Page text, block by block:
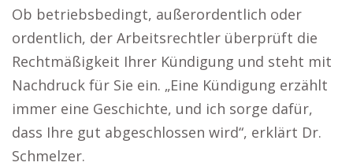
Ob betriebsbedingt, außerordentlich oder
ordentlich, der Arbeitsrechtler überprüft die
Rechtmäßigkeit Ihrer Kündigung und steht mit
Nachdruck für Sie ein. „Eine Kündigung erzählt
immer eine Geschichte, und ich sorge dafür,
dass Ihre gut abgeschlossen wird“, erklärt Dr.
Schmelzer.